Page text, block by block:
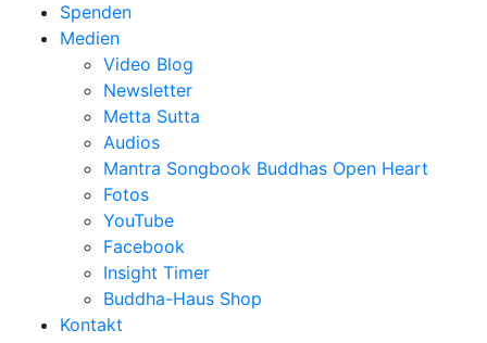
Spenden
Medien
Video Blog
Newsletter
Metta Sutta
Audios
Mantra Songbook Buddhas Open Heart
Fotos
YouTube
Facebook
Insight Timer
Buddha-Haus Shop
Kontakt